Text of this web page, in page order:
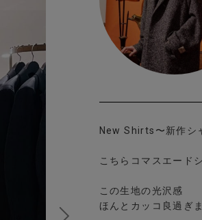
New Shirts〜新作シ
こちらコマスエード
この生地の光沢感
ほんとカッコ良過ぎ